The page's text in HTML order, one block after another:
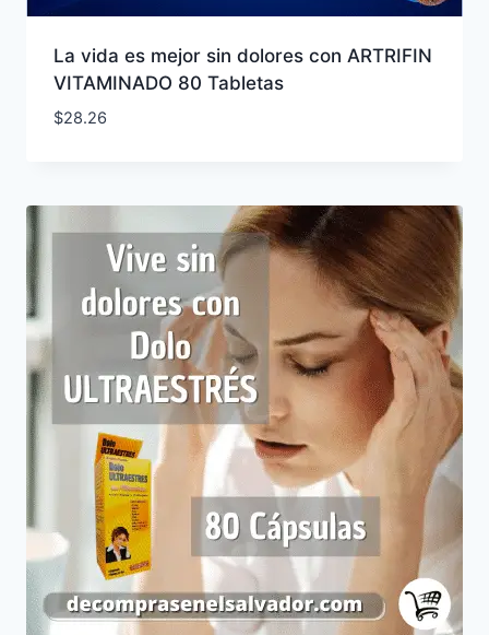
La vida es mejor sin dolores con ARTRIFIN
VITAMINADO 80 Tabletas
$28.26